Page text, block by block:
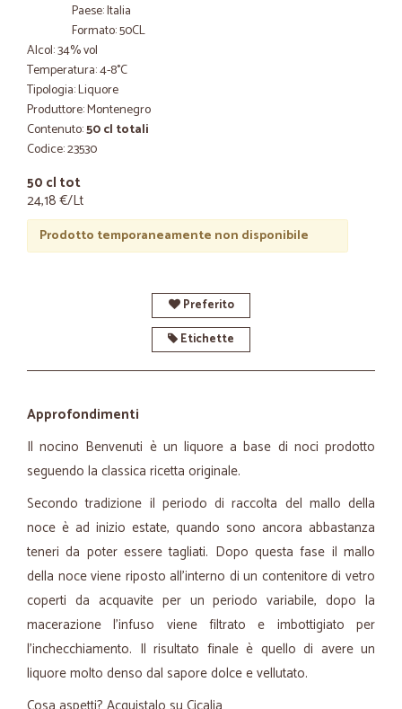
Paese: Italia
Formato: 50CL
Alcol: 34% vol
Temperatura: 4-8°C
Tipologia: Liquore
Produttore: Montenegro
Contenuto:50 cl totali
Codice: 23530
50 cl tot
24,18 €/Lt
Prodotto temporaneamente non disponibile
Preferito
Etichette
Approfondimenti
Il nocino Benvenuti è un liquore a base di noci prodotto
seguendo la classica ricetta originale.
Secondo tradizione il periodo di raccolta del mallo della
noce è ad inizio estate, quando sono ancora abbastanza
teneri da poter essere tagliati. Dopo questa fase il mallo
della noce viene riposto all'interno di un contenitore di vetro
coperti da acquavite per un periodo variabile, dopo la
macerazione l'infuso viene filtrato e imbottigiato per
l'inchecchiamento. Il risultato finale è quello di avere un
liquore molto denso dal sapore dolce e vellutato.